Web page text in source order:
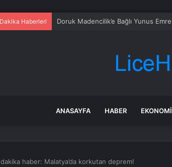
Haberleri
ANASAYFA HABER EKONOMI
haber: Malatya’da korkutan deprem!